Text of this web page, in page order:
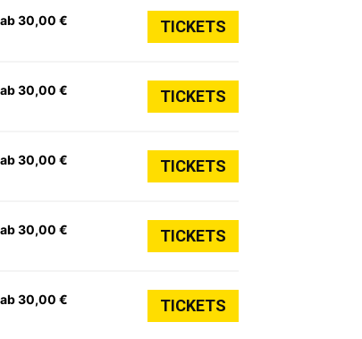
ab 30,00 € TICKETS
ab 30,00 € TICKETS
ab 30,00 € TICKETS
ab 30,00 € TICKETS
ab 30,00 € TICKETS